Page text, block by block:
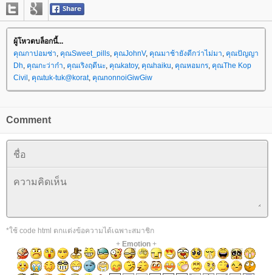
ผู้โหวตบล็อกนี้...
คุณกาปอมซ่า, คุณSweet_pills, คุณJohnV, คุณมาช้ายังดีกว่าไม่มา, คุณปัญญา
Dh, คุณกะว่าก๋า, คุณเริงฤดีนะ, คุณkatoy, คุณhaiku, คุณหอมกร, คุณThe Kop
Civil , คุณtuk-tuk@korat, คุณnonnoiGiwGiw
Comment
*ใช้ code html ตกแต่งข้อความได้เฉพาะสมาชิก
+ Emotion+